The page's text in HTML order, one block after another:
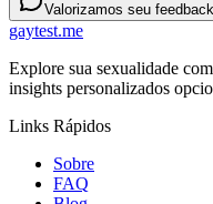
Valorizamos seu feedback
gaytest.me
Explore sua sexualidade
insights personalizados
Links Rápidos
Sobre
FAQ